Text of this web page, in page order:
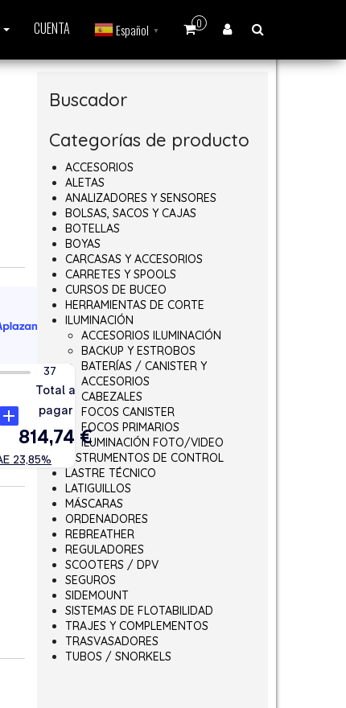
0
CUENTA Español ▼
Buscador
Categorías de producto
ACCESORIOS
ALETAS
ANALIZADORES Y SENSORES
BOLSAS, SACOS Y CAJAS
BOTELLAS
BOYAS
CARCASAS Y ACCESORIOS
CARRETES Y SPOOLS
CURSOS DE BUCEO
HERRAMIENTAS DE CORTE
ILUMINACIÓN
ACCESORIOS ILUMINACIÓN
BACKUP Y ESTROBOS
BATERÍAS / CANISTER Y
ACCESORIOS
CABEZALES
FOCOS CANISTER
FOCOS PRIMARIOS
ILUMINACIÓN FOTO/VIDEO
INSTRUMENTOS DE CONTROL
LASTRE TÉCNICO
LATIGUILLOS
MÁSCARAS
ORDENADORES
REBREATHER
REGULADORES
SCOOTERS / DPV
SEGUROS
SIDEMOUNT
SISTEMAS DE FLOTABILIDAD
TRAJES Y COMPLEMENTOS
TRASVASADORES
TUBOS / SNORKELS